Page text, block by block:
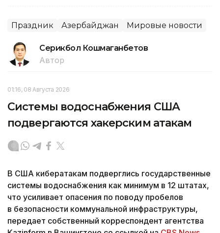
Праздник Азербайджан Мировые новости
Серикбол Кошмаганбетов
Автор
01:16, 08 Августа 2026
Системы водоснабжения США
подвергаются хакерским атакам
В США кибератакам подверглись государственные
системы водоснабжения как минимум в 12 штатах,
что усиливает опасения по поводу пробелов
в безопасности коммунальной инфраструктуры,
передает собственный корреспондент агентства